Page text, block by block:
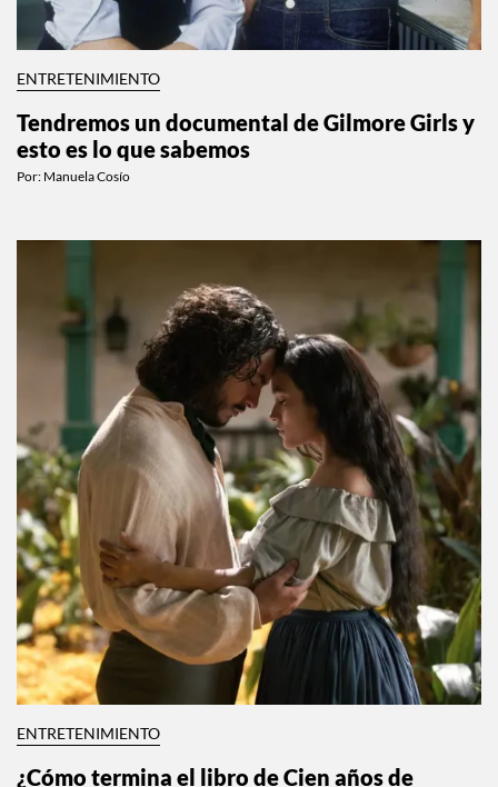
ENTRETENIMIENTO
Tendremos un documental de Gilmore Girls y
esto es lo que sabemos
Por: Manuela Cosío
ENTRETENIMIENTO
¿Cómo termina el libro de Cien años de